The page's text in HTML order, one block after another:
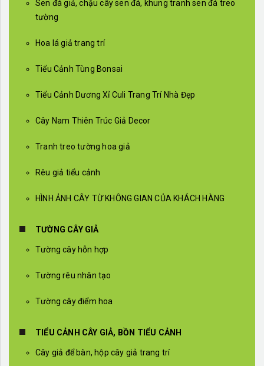
Sen đá giả, chậu cây sen đá, khung tranh sen đá treo
tường
Hoa lá giả trang trí
Tiểu Cảnh Tùng Bonsai
Tiểu Cảnh Dương Xỉ Culi Trang Trí Nhà Đẹp
Cây Nam Thiên Trúc Giả Decor
Tranh treo tường hoa giả
Rêu giả tiểu cảnh
HÌNH ẢNH CÂY TỪ KHÔNG GIAN CỦA KHÁCH HÀNG
TƯỜNG CÂY GIẢ
Tường cây hỗn hợp
Tường rêu nhân tạo
Tường cây điểm hoa
TIỂU CẢNH CÂY GIẢ, BỒN TIỂU CẢNH
Cây giả để bàn, hộp cây giả trang trí